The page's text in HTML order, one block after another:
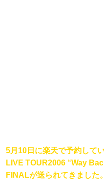
5月10日に楽天で予約して
LIVE TOUR2006 “Way
FINALが送られてきました。